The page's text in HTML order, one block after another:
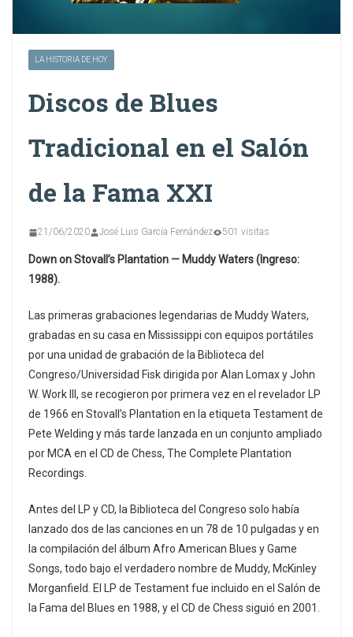
LA HISTORIA DE HOY
Discos de Blues
Tradicional en el Salón
de la Fama XXI
21/06/2020 José Luis García Fernández 501 visitas
Down on Stovall’s Plantation — Muddy Waters (Ingreso:
1988).
Las primeras grabaciones legendarias de Muddy Waters,
grabadas en su casa en Mississippi con equipos portátiles
por una unidad de grabación de la Biblioteca del
Congreso/Universidad Fisk dirigida por Alan Lomax y John
W. Work III, se recogieron por primera vez en el revelador LP
de 1966 en Stovall’s Plantation en la etiqueta Testament de
Pete Welding y más tarde lanzada en un conjunto ampliado
por MCA en el CD de Chess, The Complete Plantation
Recordings.
Antes del LP y CD, la Biblioteca del Congreso solo había
lanzado dos de las canciones en un 78 de 10 pulgadas y en
la compilación del álbum Afro American Blues y Game
Songs, todo bajo el verdadero nombre de Muddy, McKinley
Morganfield. El LP de Testament fue incluido en el Salón de
la Fama del Blues en 1988, y el CD de Chess siguió en 2001.